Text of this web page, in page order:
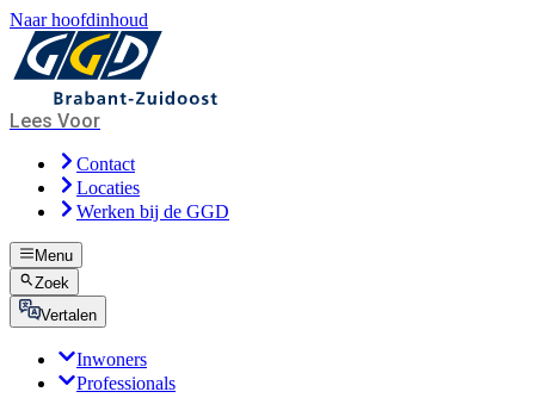
Naar hoofdinhoud
Lees Voor
Contact
Locaties
Werken bij de GGD
Menu
Zoek
Vertalen
Inwoners
Professionals